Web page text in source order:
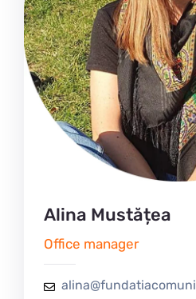
Alina Mustățea
Office manager